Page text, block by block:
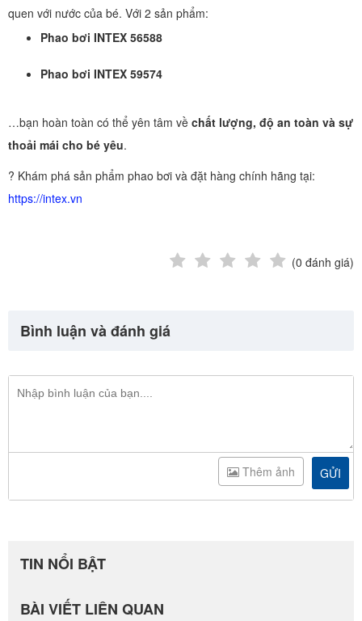
quen với nước của bé. Với 2 sản phẩm:
Phao bơi INTEX 56588
Phao bơi INTEX 59574
…bạn hoàn toàn có thể yên tâm về chất lượng, độ an toàn và sự
thoải mái cho bé yêu.
? Khám phá sản phẩm phao bơi và đặt hàng chính hãng tại:
https://intex.vn
(0 đánh giá)
Bình luận và đánh giá
GỬI
Thêm ảnh
TIN NỔI BẬT
BÀI VIẾT LIÊN QUAN